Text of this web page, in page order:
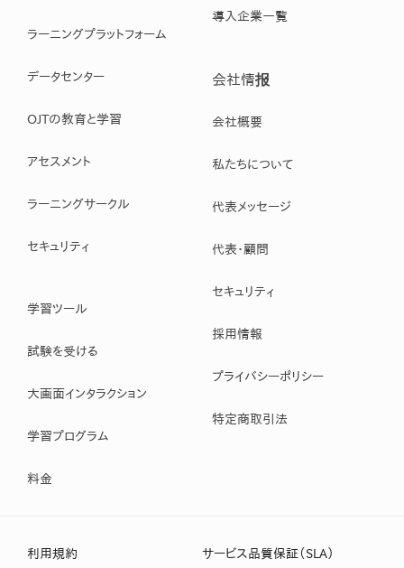
ラーニングプラットフォーム
データセンター
OJTの教育と学習
アセスメント
ラーニングサークル
セキュリティ
学習ツール
試験を受ける
大画面インタラクション
学習プログラム
料金
導入企業一覧
会社情报
会社概要
私たちについて
代表メッセージ
代表・顧問
セキュリティ
採用情報
プライバシーポリシー
特定商取引法
利用規約 サービス品質保証（SLA）